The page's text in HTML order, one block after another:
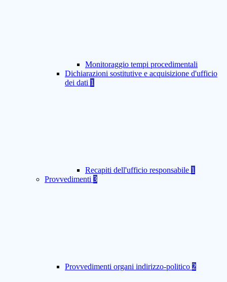
Monitoraggio tempi procedimentali
Dichiarazioni sostitutive e acquisizione d'ufficio
dei dati 1
Recapiti dell'ufficio responsabile 1
Provvedimenti 3
Provvedimenti organi indirizzo-politico 2